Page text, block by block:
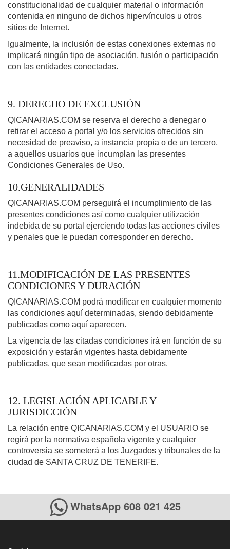
constitucionalidad de cualquier material o información
contenida en ninguno de dichos hipervínculos u otros
sitios de Internet.
Igualmente, la inclusión de estas conexiones externas no
implicará ningún tipo de asociación, fusión o participación
con las entidades conectadas.
9. DERECHO DE EXCLUSIÓN
QICANARIAS.COM se reserva el derecho a denegar o
retirar el acceso a portal y/o los servicios ofrecidos sin
necesidad de preaviso, a instancia propia o de un tercero,
a aquellos usuarios que incumplan las presentes
Condiciones Generales de Uso.
10.GENERALIDADES
QICANARIAS.COM perseguirá el incumplimiento de las
presentes condiciones así como cualquier utilización
indebida de su portal ejerciendo todas las acciones civiles
y penales que le puedan corresponder en derecho.
11.MODIFICACIÓN DE LAS PRESENTES
CONDICIONES Y DURACIÓN
QICANARIAS.COM podrá modificar en cualquier momento
las condiciones aquí determinadas, siendo debidamente
publicadas como aquí aparecen.
La vigencia de las citadas condiciones irá en función de su
exposición y estarán vigentes hasta debidamente
publicadas. que sean modificadas por otras.
12. LEGISLACIÓN APLICABLE Y
JURISDICCIÓN
La relación entre QICANARIAS.COM y el USUARIO se
regirá por la normativa española vigente y cualquier
controversia se someterá a los Juzgados y tribunales de la
ciudad de SANTA CRUZ DE TENERIFE.
WhatsApp 608 021 425